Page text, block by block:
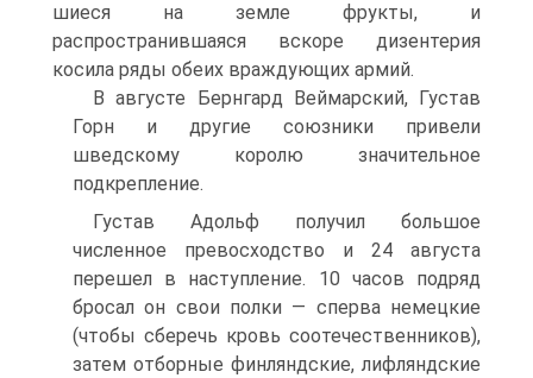
шиеся на земле фрукты, и
распространившаяся вско­ре дизентерия
косила ряды обеих враждующих ар­мий.
В августе Бернгард Веймарский, Густав
Горн и другие союзники привели
шведскому королю значи­тельное
подкрепление.
Густав Адольф получил большое
численное пре­восходство и 24 августа
перешел в наступление. 10 часов подряд
бросал он свои полки — сперва не­мецкие
(чтобы сберечь кровь соотечественников),
за­тем отборные финляндские, лифляндские